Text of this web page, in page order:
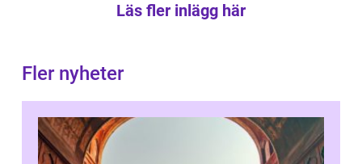
Läs fler inlägg här
Fler nyheter